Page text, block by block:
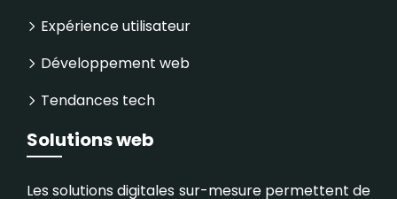
Expérience utilisateur
Développement web
Tendances tech
Solutions web
Les solutions digitales sur-mesure permettent de